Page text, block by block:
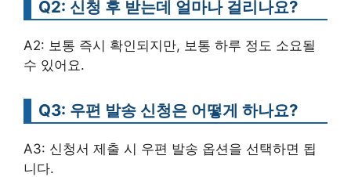
Q2: 신청 후 받는데 얼마나 걸리나요?
A2: 보통 즉시 확인되지만, 보통 하루 정도 소요될
수 있어요.
Q3: 우편 발송 신청은 어떻게 하나요?
A3: 신청서 제출 시 우편 발송 옵션을 선택하면 됩
니다.